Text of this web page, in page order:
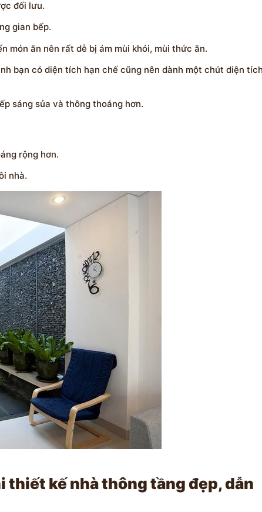
đối lưu.
gian bếp.
món ăn nên rất dễ bị ám mùi khói, mùi thức ăn.
bạn có diện tích hạn chế cũng nên dành một chút diện
sáng sủa và thông thoáng hơn.
rộng hơn.
nhà.
kế nhà thông tầng đẹp, dẫn